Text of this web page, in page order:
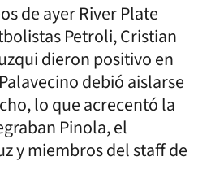
de ayer River Plate
Petroli, Cristian
dieron positivo en
debió aislarse
lo que acrecentó la
Pinola, el
y miembros del staff de